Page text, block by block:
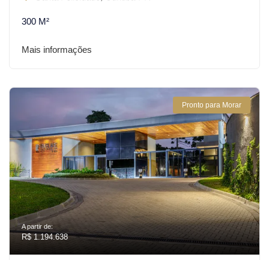
300 M²
Mais informações
Pronto para Morar
A partir de:
R$ 1.194.638